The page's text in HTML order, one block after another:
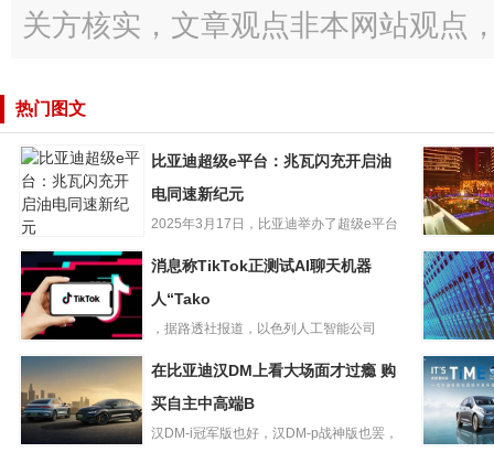
关方核实，文章观点非本网站观点
热门图文
比亚迪超级e平
台：兆瓦闪充开
启油电同速新纪
元
比亚迪超级e平台：兆瓦闪充开启油
电同速新纪元
2025年3月17日，比亚迪举办了超级e平台
海航控股
间国内日
量1193班
消息称TikTok正测
试AI聊天机器
人“Tako
消息称TikTok正测试AI聊天机器
人“Tako
，据路透社报道，以色列人工智能公司
LG42英寸
C3OLED
视降至
在比亚迪汉DM上看大场面才过瘾 购
买自主中高端B
汉DM-i冠军版也好，汉DM-p战神版也罢，